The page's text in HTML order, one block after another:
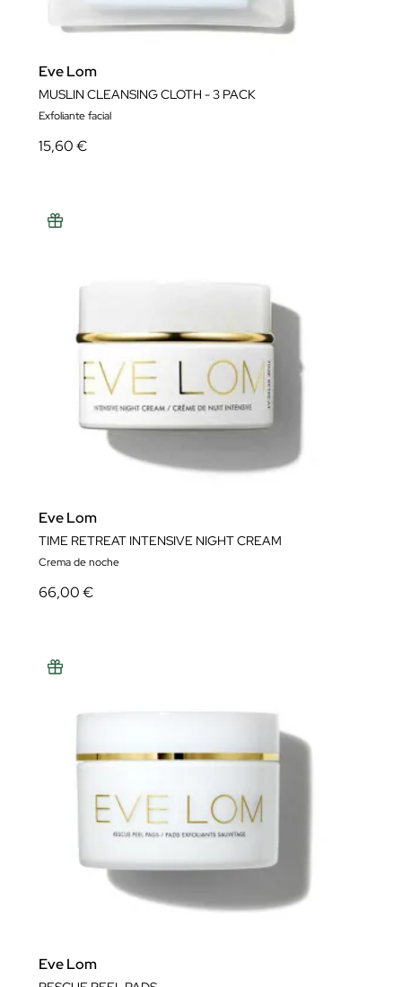
Eve Lom
MUSLIN CLEANSING CLOTH - 3 PACK
Exfoliante facial
15,60 €
Eve Lom
TIME RETREAT INTENSIVE NIGHT CREAM
Crema de noche
66,00 €
Eve Lom